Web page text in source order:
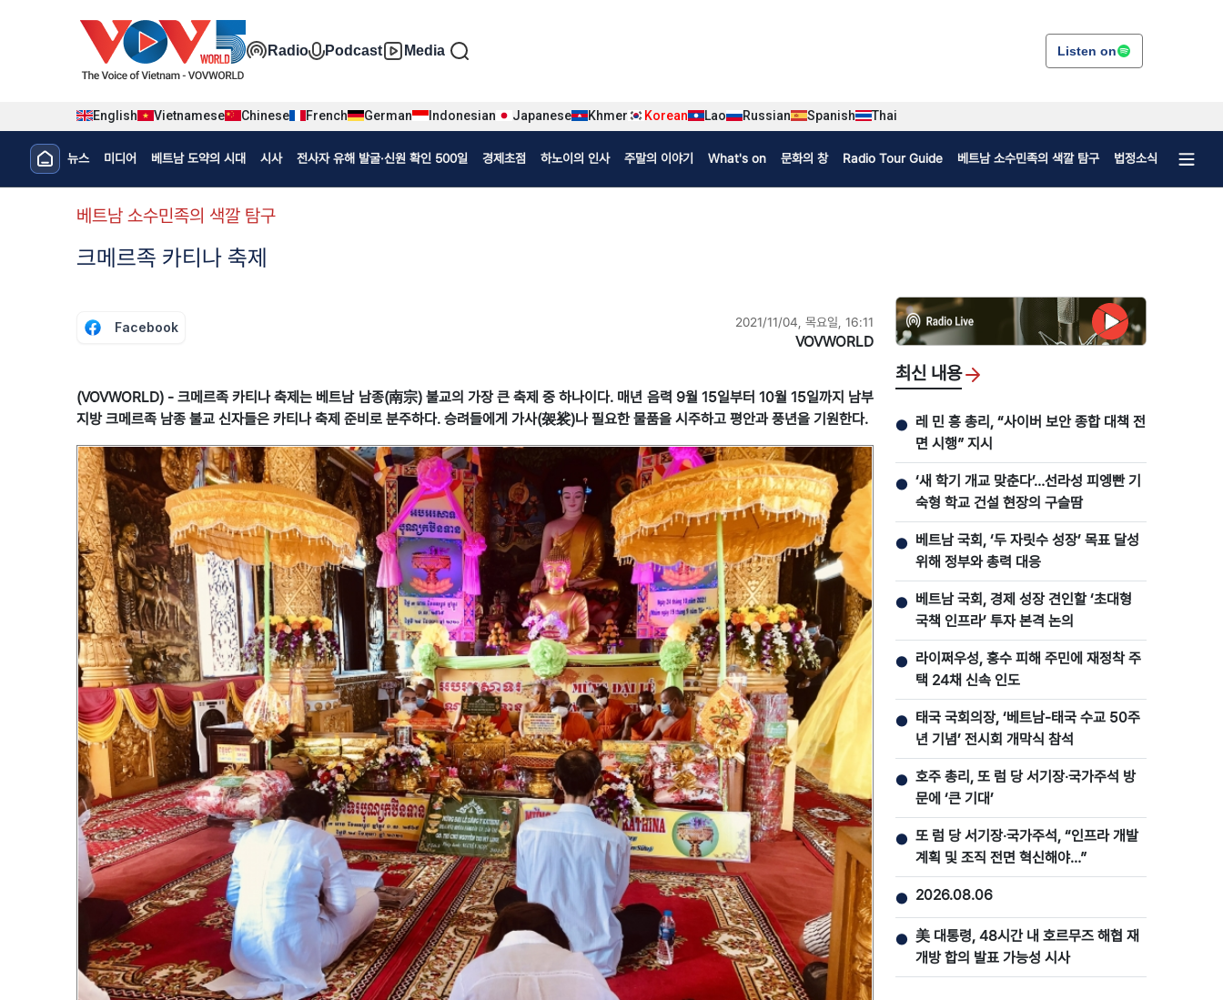
Đa phương tiện tiếng Hàn
Radio Podcast Media Listen on
English Vietnamese Chinese French German Indonesian Japanese Khmer Korean Lao Russian Spanish Thai
Menu trang chủ tiếng Hàn
뉴스 미디어 베트남 도약의 시대 시사 전사자 유해 발굴·신원 확인 500일 경제초점 하노이의 인사 주말의 이야기 What's on 문화의 창 Radio Tour Guide 베트남 소수민족의 색깔 탐구 법정소식
menu phụ tiếng Hàn
베트남 소수민족의 색깔 탐구
크메르족 카티나 축제
Facebook 2021/11/04, 목요일, 16:11
VOVWORLD
(VOVWORLD) - 크메르족 카티나 축제는 베트남 남종(南宗) 불교의 가장 큰 축제 중 하나이다. 매년 음력 9월 15일부터 10월 15일까지 남부
지방 크메르족 남종 불교 신자들은 카티나 축제 준비로 분주하다. 승려들에게 가사(袈裟)나 필요한 물품을 시주하고 평안과 풍년을 기원한다.
최신 내용
● 레 민 흥 총리, “사이버 보안 종합 대책 전
면 시행” 지시
● ‘새 학기 개교 맞춘다’…선라성 피엥빤 기
숙형 학교 건설 현장의 구슬땀
● 베트남 국회, ‘두 자릿수 성장’ 목표 달성
위해 정부와 총력 대응
● 베트남 국회, 경제 성장 견인할 ‘초대형
국책 인프라’ 투자 본격 논의
● 라이쩌우성, 홍수 피해 주민에 재정착 주
택 24채 신속 인도
● 태국 국회의장, ‘베트남-태국 수교 50주
년 기념’ 전시회 개막식 참석
● 호주 총리, 또 럼 당 서기장‧국가주석 방
문에 ‘큰 기대’
● 또 럼 당 서기장‧국가주석, “인프라 개발
계획 및 조직 전면 혁신해야…”
● 2026.08.06
● 美 대통령, 48시간 내 호르무즈 해협 재
개방 합의 발표 가능성 시사